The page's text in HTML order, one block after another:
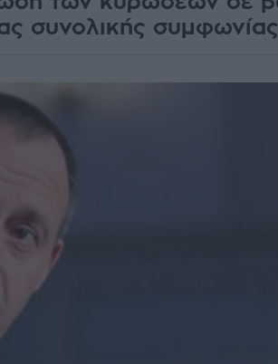
συνολικής συμφωνίας